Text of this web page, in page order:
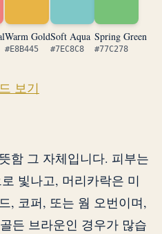
Warm Gold
#E8B445
Soft Aqua
#7EC8C8
Spring Green
#77C278
보기
함 그 자체입니다. 피부는
빛나고, 머리카락은 미
, 코퍼, 또는 웜 오번이며,
든 브라운인 경우가 많습